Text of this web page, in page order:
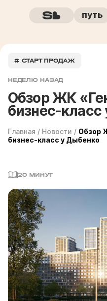
путь
# СТАРТ ПРОДАЖ
НЕДЕЛЮ НАЗАД
Обзор ЖК
бизнес-
Главная / Новости / Обзор
бизнес-класс у Дыбенко
20 МИНУТ